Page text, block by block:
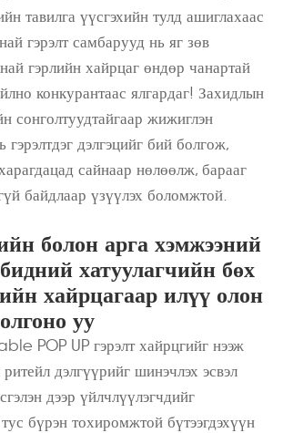
тавилга үүсгэхийн тулд ашиглахаас
гэрэлт самбарууд нь яг зөв
гэрлийн хайрцаг өндөр чанартай
конкурантаас ялгардаг! Захидлын
сонголтуудтайгаар жижиглэн
гэрэлтдэг дэлгэцийг бий болгож,
сайнаар нөлөөлж, барааг
байдлаар үзүүлэх боломжтой.
болон арга хэмжээний
хатуулагчийн бөх
хайрцагаар илүү олон
уу
POP UP гэрэлт хайрцгийг нээж
дэлгүүрийг шинэчлэх эсвэл
дээр үйлчлүүлэгчдийг
бүрэн тохиромжтой бүтээгдэхүүн